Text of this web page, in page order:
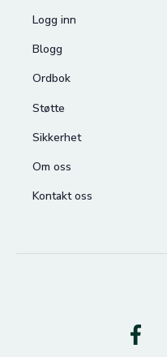
Logg inn
Blogg
Ordbok
Støtte
Sikkerhet
Om oss
Kontakt oss